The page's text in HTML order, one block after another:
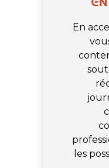
En
les